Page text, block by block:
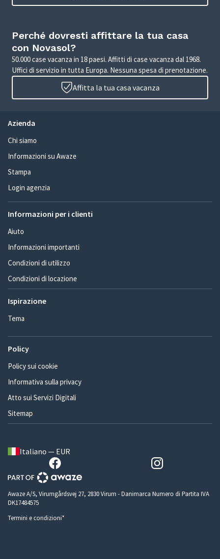
Perché dovresti affittare la tua casa
con Novasol?
50.000 case vacanza in 18 paesi. Affitti di case vacanza dal 1968.
Uffici di servizio in tutta Europa. Nessuna spesa di prenotazione.
Affitta la tua casa vacanza
Azienda
Chi siamo
Informazioni su Awaze
Stampa
Login agenzia
Informazioni per i clienti
Aiuto
Informazioni importanti
Condizioni di utilizzo
Condizioni di locazione
Ispirazione
Tema
Policy
Policy sui cookie
Informativa sulla privacy
Atto sui Servizi Digitali
Sitemap
Italiano — EUR
Awaze A/S, Virumgårdsvej 27, 2830 Virum - Danimarca Numero di Partita IVA
DK17484575
Termini e condizioni*